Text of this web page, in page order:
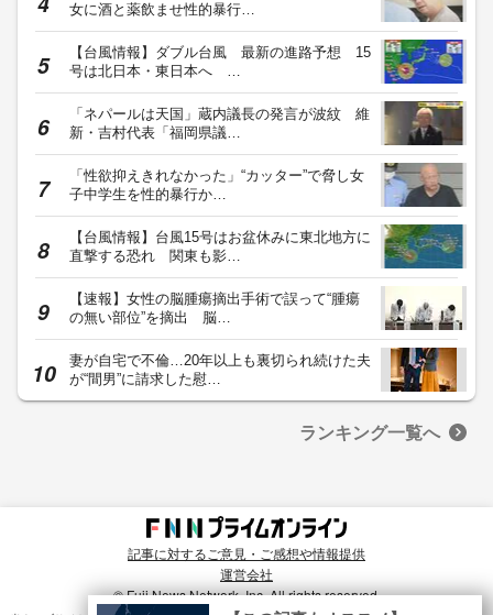
女に酒と薬飲ませ性的暴行…
【台風情報】ダブル台風 最新の進路予想 15
号は北日本・東日本へ …
「ネパールは天国」蔵内議長の発言が波紋 維
新・吉村代表「福岡県議…
「性欲抑えきれなかった」“カッター”で脅し女
子中学生を性的暴行か…
【台風情報】台風15号はお盆休みに東北地方に
直撃する恐れ 関東も影…
【速報】女性の脳腫瘍摘出手術で誤って“腫瘍
の無い部位”を摘出 脳…
妻が自宅で不倫…20年以上も裏切られ続けた夫
が“間男”に請求した慰…
ランキング一覧へ
記事に対するご意見・ご感想や情報提供
運営会社
© Fuji News Network, Inc. All rights reserved.